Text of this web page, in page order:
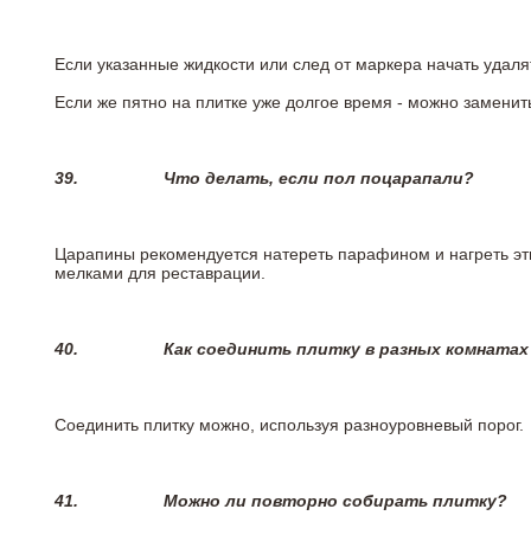
Если указанные жидкости или след от маркера начать
Если же пятно на плитке уже долгое время - можно
39. Что делать, если пол поцарапали?
Царапины рекомендуется натереть парафином и нагреть
мелками для реставрации.
40. Как соединить плитку в разных
Соединить плитку можно, используя разноуровневый порог.
41. Можно ли повторно собирать плитку?